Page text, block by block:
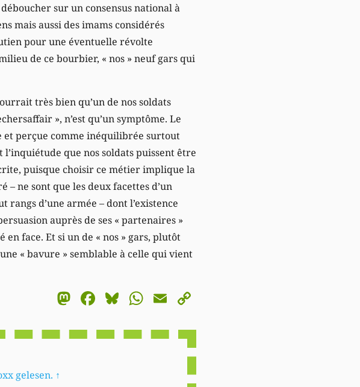
sur un consensus national à
mais aussi des imams considérés
pour une éventuelle révolte
de ce bourbier, « nos » neuf gars qui
très bien qu’un de nos soldats
», n’est qu’un symptôme. Le
et perçue comme inéquilibrée surtout
que nos soldats puissent être
puisque choisir ce métier implique la
ne sont que les deux facettes d’un
d’une armée – dont l’existence
auprès de ses « partenaires »
face. Et si un de « nos » gars, plutôt
« bavure » semblable à celle qui vient
Mastodon
Facebook
Bluesky
WhatsApp
Email
gelesen. ↑